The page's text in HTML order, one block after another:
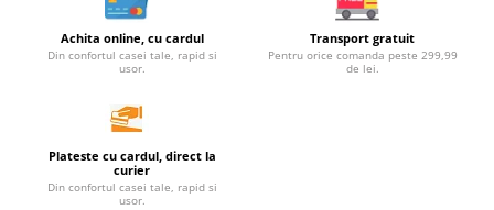
Produse care inlocuiesc carnea
Unt, alternativa unt
Dulciuri
Ciocolata
Achita online, cu cardul
Din confortul casei tale, rapid si
usor.
Transport gratuit
Pentru orice comanda peste 299,99
de lei.
Plateste cu cardul, direct la
curier
Din confortul casei tale, rapid si
usor.